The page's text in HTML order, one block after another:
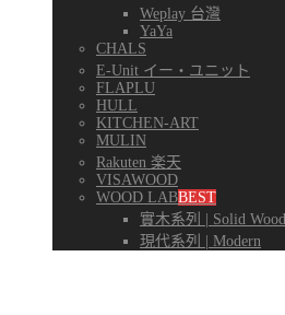
Weplay 台灣
YaYa
CHALS
E-Unit イー・ユニット
FLAPLU
HULL
KITCHEN-ART
MULIN
Rakuten 楽天
VISAWOOD
WOOD LABBEST
實木系列 | Solid Wood
現代系列 | Modern